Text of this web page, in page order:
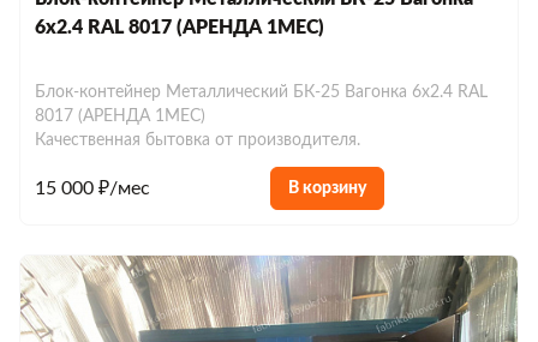
6х2.4 RAL 8017 (АРЕНДА 1МЕС)
Блок-контейнер Металлический БК-25 Вагонка 6х2.4 RAL
8017 (АРЕНДА 1МЕС)
Качественная бытовка от производителя.
15 000 ₽/мес В корзину